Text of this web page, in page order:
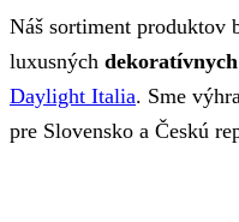
Náš sortiment produktov
luxusných dekoratívnych
Daylight Italia. Sme
pre Slovensko a Českú